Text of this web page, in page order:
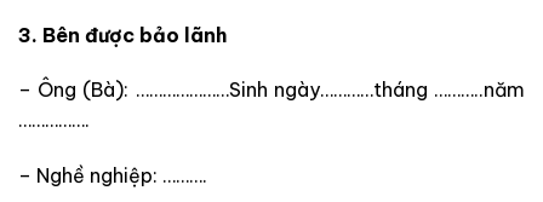
3. Bên được bảo lãnh
– Ông (Bà): …………………Sinh ngày…………tháng ………..năm
…………….
– Nghề nghiệp: ……….